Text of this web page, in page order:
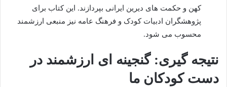
کهن و حکمت های دیرین ایرانی بپردازند. این کتاب برای
پژوهشگران ادبیات کودک و فرهنگ عامه نیز منبعی ارزشمند
محسوب می شود.
نتیجه گیری: گنجینه ای ارزشمند در
دست کودکان ما